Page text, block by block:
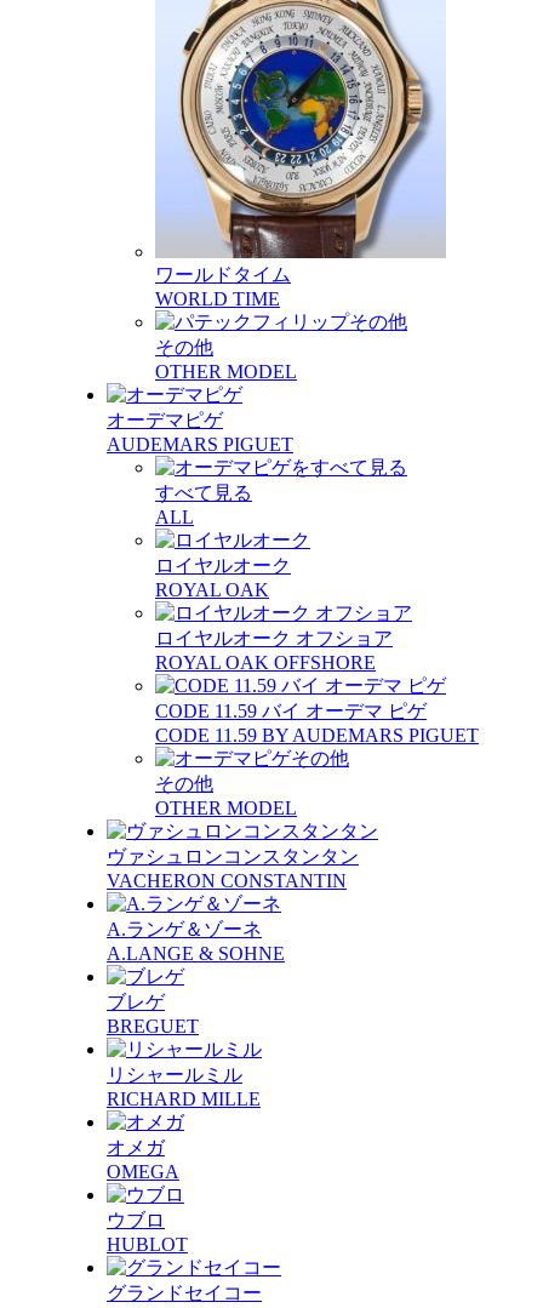
ワールドタイム
WORLD TIME
その他
OTHER MODEL
オーデマピゲ
AUDEMARS PIGUET
すべて見る
ALL
ロイヤルオーク
ROYAL OAK
ロイヤルオーク オフショア
ROYAL OAK OFFSHORE
CODE 11.59 バイ オーデマ ピゲ
CODE 11.59 BY AUDEMARS PIGUET
その他
OTHER MODEL
ヴァシュロンコンスタンタン
VACHERON CONSTANTIN
A.ランゲ＆ゾーネ
A.LANGE & SOHNE
ブレゲ
BREGUET
リシャールミル
RICHARD MILLE
オメガ
OMEGA
ウブロ
HUBLOT
グランドセイコー